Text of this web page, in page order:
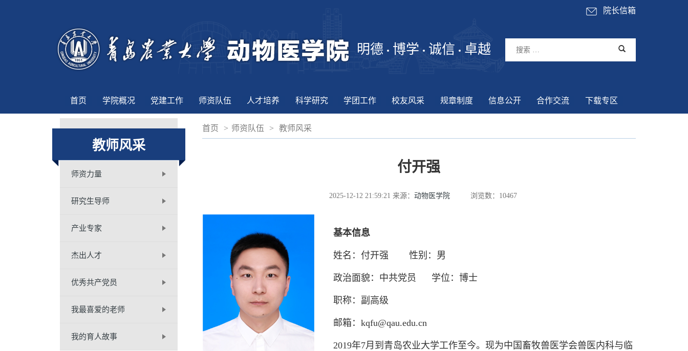
院长信箱
明德 博学 诚信 卓越
首页 学院概况 党建工作 师资队伍 人才培养 科学研究 学团工作 校友风采 规章制度 信息公开 合作交流 下载专区
教师风采
师资力量
研究生导师
产业专家
杰出人才
优秀共产党员
我最喜爱的老师
我的育人故事
首页 > 师资队伍 > 教师风采
付开强
2025-12-12 21:59:21 来源： 动物医学院 浏览数： 10467
基本信息
姓名：付开强 性别：男
政治面貌：中共党员 学位：博士
职称：副高级
邮箱：kqfu@qau.edu.cn
2019年7月到青岛农业大学工作至今。现为中国畜牧兽医学会兽医内科与临